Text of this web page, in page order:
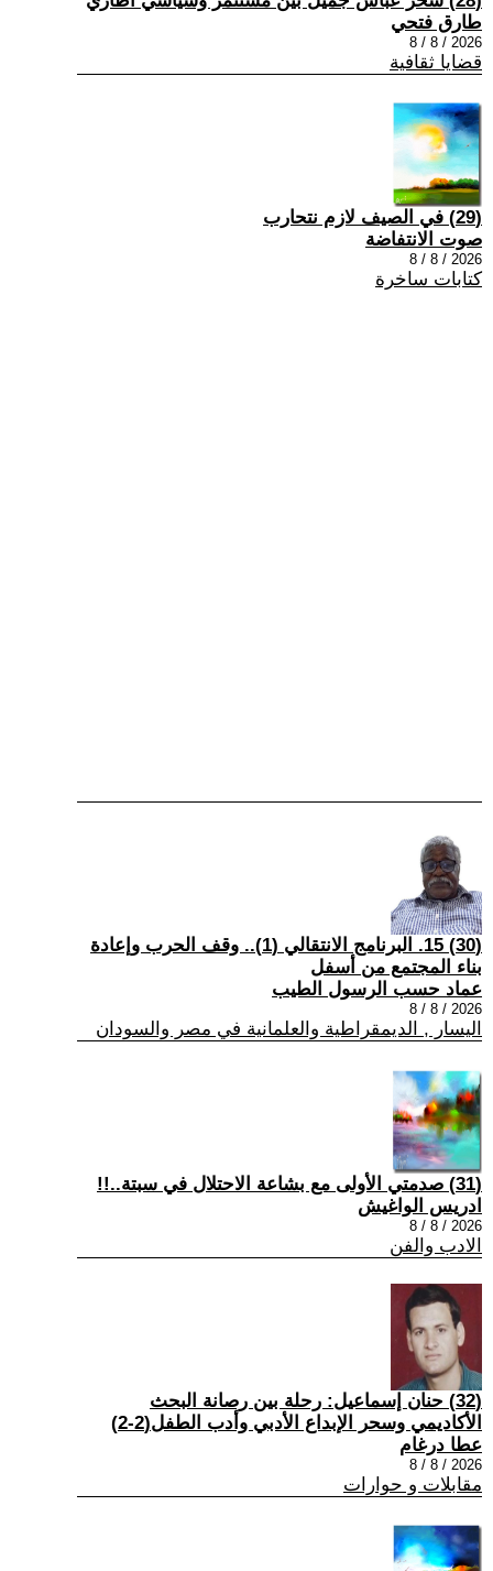
طارق فتحي
2026 / 8 / 8
قضايا ثقافية
(29) في الصيف لازم نتحارب
صوت الانتفاضة
2026 / 8 / 8
كتابات ساخرة
(30) 15. البرنامج الانتقالي (1).. وقف الحرب وإعادة
بناء المجتمع من أسفل
عماد حسب الرسول الطيب
2026 / 8 / 8
اليسار , الديمقراطية والعلمانية في مصر والسودان
(31) صدمتي الأولى مع بشاعة الاحتلال في سبتة..!!
ادريس الواغيش
2026 / 8 / 8
الادب والفن
(32) حنان إسماعيل: رحلة بين رصانة البحث
الأكاديمي وسحر الإبداع الأدبي وأدب الطفل(2-2)
عطا درغام
2026 / 8 / 8
مقابلات و حوارات